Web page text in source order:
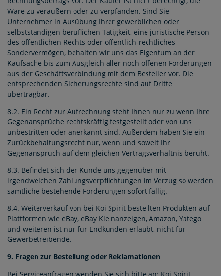
Ware zu veräußern oder zu verpfänden. Sind Sie
Unternehmer in Ausübung Ihrer gewerblichen oder
selbstständigen beruflichen Tätigkeit, eine juristische Person
des öffentlichen Rechts oder öffentlich-rechtliches
Sondervermögen, behalten wir uns das Eigentum an der
Kaufsache bis zum Ausgleich aller noch offenen Forderungen
aus der Geschäftsverbindung mit dem Besteller vor. Die
entsprechenden Sicherungsrechte sind auf Dritte
übertragbar.
8.2. Ein Recht zur Aufrechnung steht Ihnen nur zu wenn Ihre
Gegenansprüche rechtskräftig festgestellt oder von uns
unbestritten oder anerkannt sind. Außerdem haben Sie ein
Zurückbehaltungsrecht nur, wenn und soweit Ihr
Gegenanspruch auf dem gleichen Vertragsverhältnis beruht.
8.3. Befindet sich der Kunde uns gegenüber mit
irgendwelchen Zahlungsverpflichtungen im Verzug so werden
sämtliche bestehende Forderungen sofort fällig.
8.4. Weiterverkauf von bei Koi Spirit bestellten Produkten auf
Plattformen wie eBay, eBay Kleinanzeigen, Amazon, Yatego
und weiteren ist nur für Endkunden erlaubt, nicht für
Gewerbetreibende.
9. Fragen zur Bestellung oder Reklamationen
Bei Serviceanfragen wenden Sie sich bitte an: Koi Spirit,